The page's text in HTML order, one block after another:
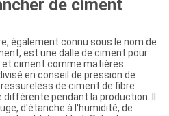
de ciment
également connu sous le nom de
est une dalle de ciment pour
ciment comme matières
en conseil de pression de
de ciment de fibre
pendant la production. Il
d'étanche à l'humidité, de